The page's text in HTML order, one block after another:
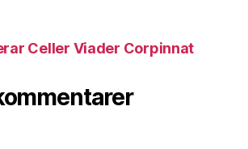
Celler Viader Corpinnat